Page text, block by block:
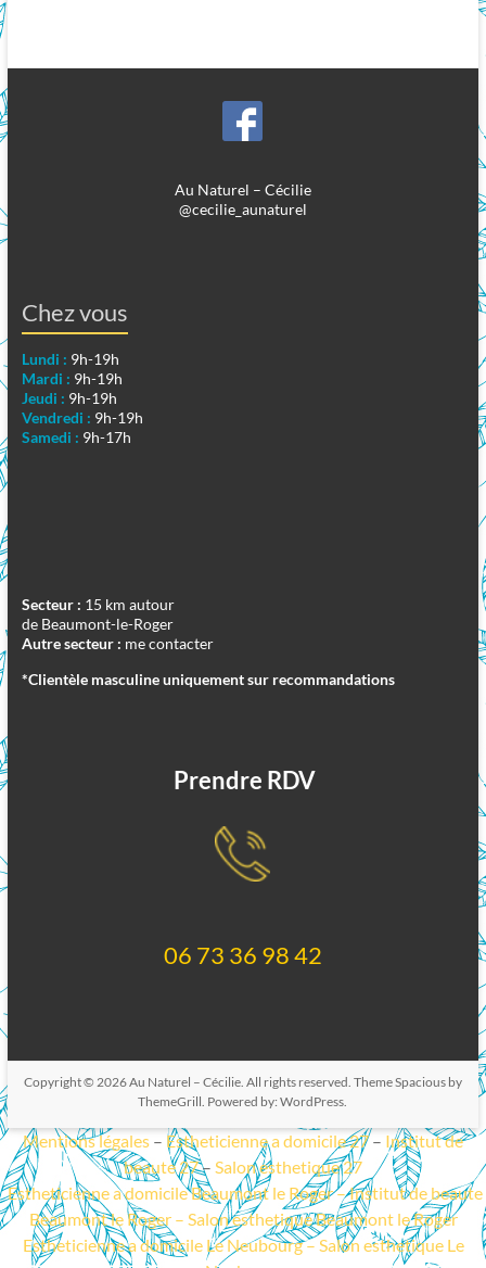
Au Naturel – Cécilie
@cecilie_aunaturel
Chez vous
Lundi : 9h-19h
Mardi : 9h-19h
Jeudi : 9h-19h
Vendredi : 9h-19h
Samedi : 9h-17h
Secteur : 15 km autour
de Beaumont-le-Roger
Autre secteur : me contacter
*Clientèle masculine uniquement sur recommandations
Prendre RDV
06 73 36 98 42
Copyright © 2026Au Naturel – Cécilie. All rights reserved. ThemeSpaciousby
ThemeGrill. Powered by:WordPress
Mentions légales – Estheticienne a domicile 27– Institut de
beaute 27– Salon esthetique 27
Estheticienne a domicile Beaumont le Roger–Institut de beaute
Beaumont le Roger– Salon esthetique Beaumont le Roger
Estheticienne a domicile Le Neubourg– Salon esthetique Le